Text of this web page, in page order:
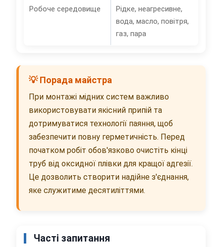
Робоче середовище
Рідке, неагресивне,
вода, масло, повітря,
газ, пара
💡 Порада майстра
При монтажі мідних систем важливо
використовувати якісний припій та
дотримуватися технології паяння, щоб
забезпечити повну герметичність. Перед
початком робіт обов'язково очистіть кінці
труб від оксидної плівки для кращої адгезії.
Це дозволить створити надійне з'єднання,
яке служитиме десятиліттями.
Часті запитання